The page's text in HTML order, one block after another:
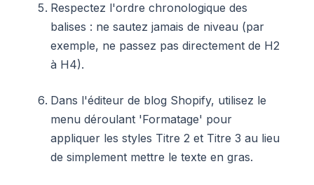
Respectez l'ordre chronologique des
balises : ne sautez jamais de niveau (par
exemple, ne passez pas directement de H2
à H4).
Dans l'éditeur de blog Shopify, utilisez le
menu déroulant 'Formatage' pour
appliquer les styles Titre 2 et Titre 3 au lieu
de simplement mettre le texte en gras.